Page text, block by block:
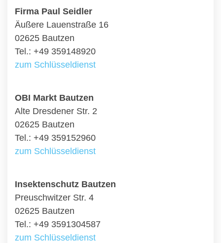
Firma Paul Seidler
Äußere Lauenstraße 16
02625 Bautzen
Tel.: +49 359148920
zum Schlüsseldienst
OBI Markt Bautzen
Alte Dresdener Str. 2
02625 Bautzen
Tel.: +49 359152960
zum Schlüsseldienst
Insektenschutz Bautzen
Preuschwitzer Str. 4
02625 Bautzen
Tel.: +49 3591304587
zum Schlüsseldienst